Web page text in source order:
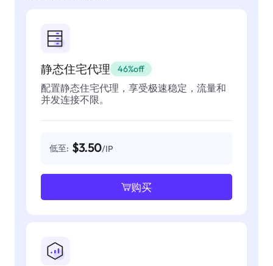
静态住宅代理 46%off
配置静态住宅代理，享受极速稳定，流量和
并发连接不限。
低至: $3.50/IP
购买